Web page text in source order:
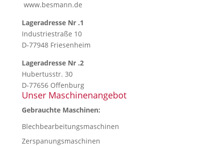
www.besmann.de
Lageradresse Nr .1
Industriestraße 10
D-77948 Friesenheim
Lageradresse Nr .2
Hubertusstr. 30
D-77656 Offenburg
Unser Maschinenangebot
Gebrauchte Maschinen:
Blechbearbeitungsmaschinen
Zerspanungsmaschinen